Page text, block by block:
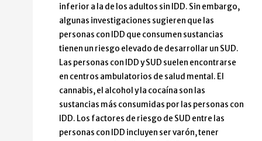
inferior a la de los adultos sin IDD. Sin embargo,
algunas investigaciones sugieren que las
personas con IDD que consumen sustancias
tienen un riesgo elevado de desarrollar un SUD.
Las personas con IDD y SUD suelen encontrarse
en centros ambulatorios de salud mental. El
cannabis, el alcohol y la cocaína son las
sustancias más consumidas por las personas con
IDD. Los factores de riesgo de SUD entre las
personas con IDD incluyen ser varón, tener